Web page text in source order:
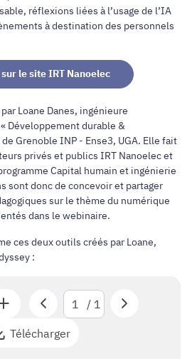
réflexions liées à l’usage de l’IA
à destination des personnels
le site IRT Nanoelec
Loane Danes, ingénieure
Développement durable &
Grenoble INP - Ense3, UGA. Elle fait
privés et publics IRT Nanoelec et
Capital humain et ingénierie
sont donc de concevoir et partager
sur le thème du numérique
dans le webinaire.
ces deux outils créés par Loane,
:
/ 1
Télécharger